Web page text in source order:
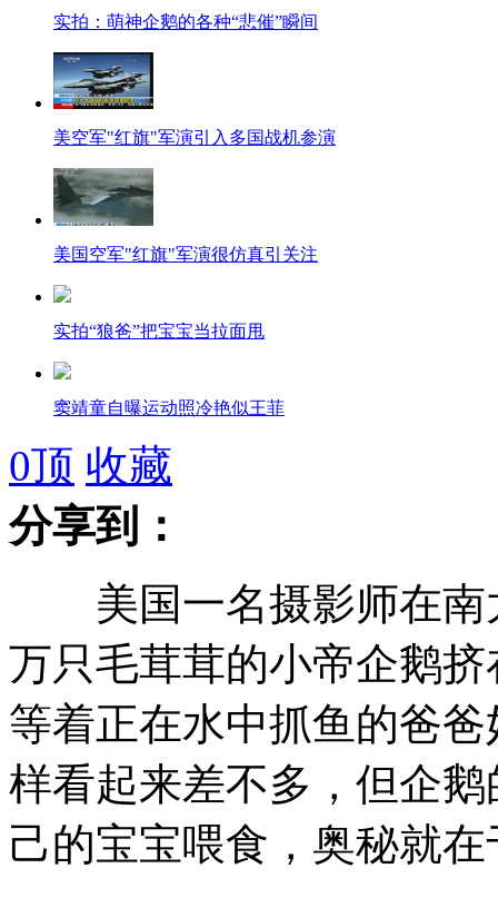
实拍：萌神企鹅的各种“悲催”瞬间
美空军"红旗"军演引入多国战机参演
美国空军"红旗"军演很仿真引关注
实拍“狼爸”把宝宝当拉面甩
窦靖童自曝运动照冷艳似王菲
陈奕迅唱错词卖萌求饶
央视主持人王凯辞职
韩美代号"秃鹫"联合军演继续进行
0顶 收藏
分享到：
美国一名摄影师在南
万只毛茸茸的小帝企鹅
等着正在水中抓鱼的爸
样看起来差不多，但企
己的宝宝喂食，奥秘就